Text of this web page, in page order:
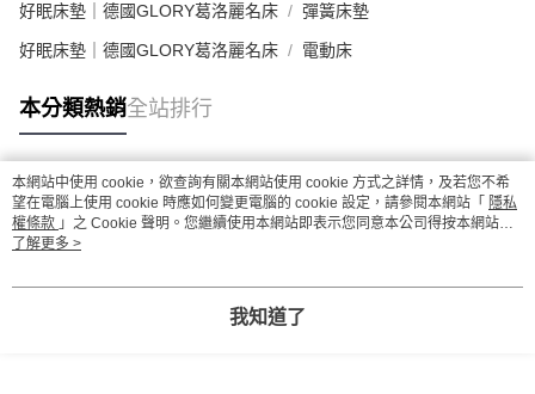
好眠床墊｜德國GLORY葛洛麗名床 彈簧床墊
好眠床墊｜德國GLORY葛洛麗名床 電動床
本分類熱銷全站排行
熱門標籤
本網站中使用 cookie，欲查詢有關本網站使用 cookie 方式之詳情，及若您不希
望在電腦上使用 cookie 時應如何變更電腦的 cookie 設定，請參閱本網站「 隱私
權條款 」之 Cookie 聲明。您繼續使用本網站即表示您同意本公司得按本網站使
用條款之 Cookie 聲明使用 cookie。
了解更多 >
我知道了